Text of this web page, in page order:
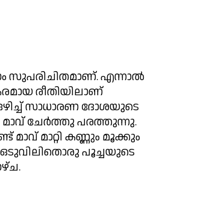
സുപരിചിതമാണ്. എന്നാൽ
രീതിയിലാണ്
സാധാരണ ദോശയുടെ
മാവ് ചേർത്തു പരത്തുന്നു.
മാറ്റി കണ്ണും മൂക്കും
ഒടുവിലിതൊരു പൂച്ചയുടെ